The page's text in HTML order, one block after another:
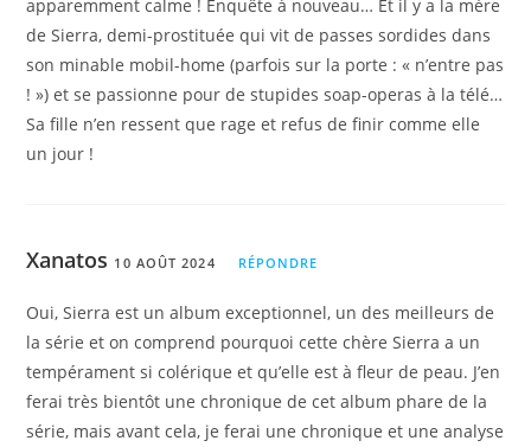
apparemment calme ! Enquête à nouveau… Et il y a la mère
de Sierra, demi-prostituée qui vit de passes sordides dans
son minable mobil-home (parfois sur la porte : « n’entre pas
! ») et se passionne pour de stupides soap-operas à la télé…
Sa fille n’en ressent que rage et refus de finir comme elle
un jour !
Xanatos 10 AOÛT 2024 RÉPONDRE
Oui, Sierra est un album exceptionnel, un des meilleurs de
la série et on comprend pourquoi cette chère Sierra a un
tempérament si colérique et qu’elle est à fleur de peau. J’en
ferai très bientôt une chronique de cet album phare de la
série, mais avant cela, je ferai une chronique et une analyse